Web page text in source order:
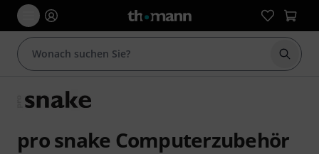
Suche
pro snake Computerzubehör